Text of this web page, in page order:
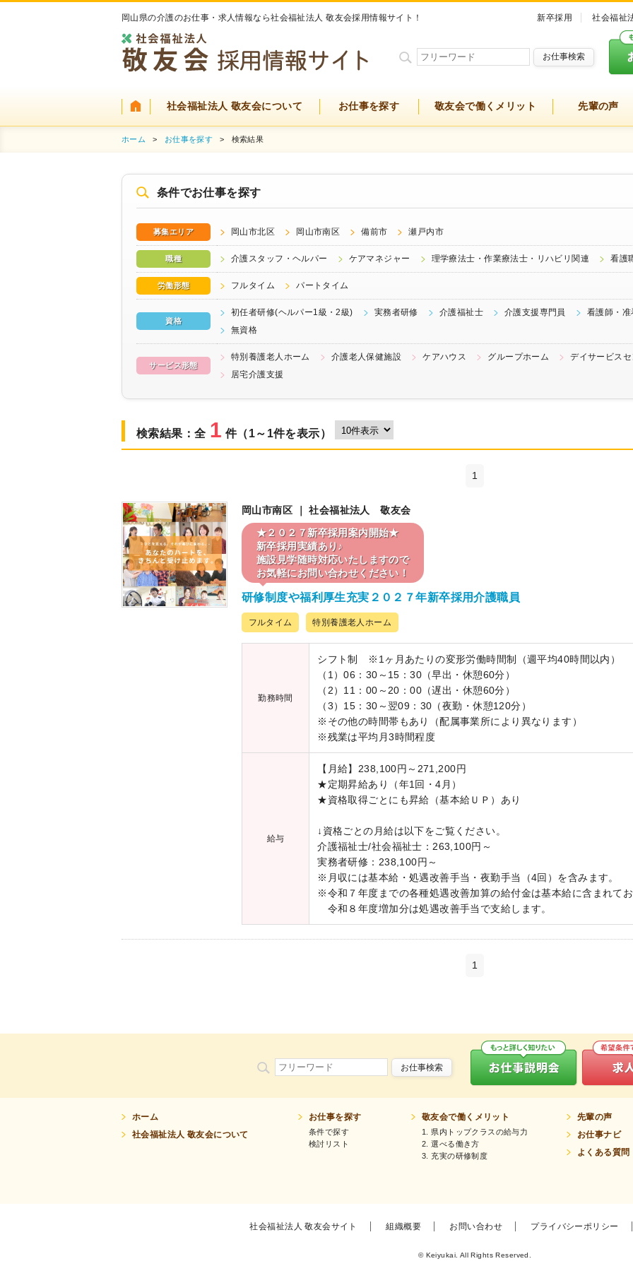
岡山県の介護のお仕事・求人情報なら社会福祉法人 敬友会採用情報サイト！ 新卒採用 社会福祉
お仕事検索
社会福祉法人 敬友会について お仕事を探す 敬友会で働くメリット 先輩の声
ホーム > お仕事を探す > 検索結果
条件でお仕事を探す
募集エリア 岡山市北区 岡山市南区 備前市 瀬戸内市
職種 介護スタッフ・ヘルパー ケアマネジャー 理学療法士・作業療法士・リハビリ関連 看護
労働形態 フルタイム パートタイム
資格
初任者研修(ヘルパー1級・2級) 実務者研修 介護福祉士 介護支援専門員
看護師・准
無資格
サービス形態
特別養護老人ホーム 介護老人保健施設 ケアハウス グループホーム
デイサービス
居宅介護支援
検索結果：全 1 件（1～1件を表示）
1
岡山市南区 ｜ 社会福祉法人 敬友会
★２０２７新卒採用案内開始★
新卒採用実績あり♪
施設見学随時対応いたしますので
お気軽にお問い合わせください！
研修制度や福利厚生充実２０２７年新卒採用介護職員
フルタイム 特別養護老人ホーム
勤務時間
シフト制 ※1ヶ月あたりの変形労働時間制（週平均40時間以内）
（1）06：30～15：30（早出・休憩60分）
（2）11：00～20：00（遅出・休憩60分）
（3）15：30～翌09：30（夜勤・休憩120分）
※その他の時間帯もあり（配属事業所により異なります）
※残業は平均月3時間程度
給与
【月給】238,100円～271,200円
★定期昇給あり（年1回・4月）
★資格取得ごとにも昇給（基本給ＵＰ）あり
↓資格ごとの月給は以下をご覧ください。
介護福祉士/社会福祉士：263,100円～
実務者研修：238,100円～
※月収には基本給・処遇改善手当・夜勤手当（4回）を含みます。
※令和７年度までの各種処遇改善加算の給付金は基本給に含まれて
令和８年度増加分は処遇改善手当で支給します。
1
お仕事検索
ホーム
社会福祉法人 敬友会について
お仕事を探す
条件で探す
検討リスト
敬友会で働くメリット
1. 県内トップクラスの給与力
2. 選べる働き方
3. 充実の研修制度
先輩の声
お仕事ナビ
よくある質問
社会福祉法人 敬友会サイト 組織概要 お問い合わせ プライバシーポリシー
© Keiyukai. All Rights Reserved.